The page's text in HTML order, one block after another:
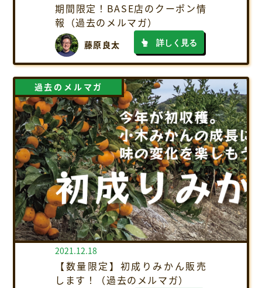
期間限定！BASE店のクーポン情
報（過去のメルマガ）
藤原良太 詳しく見る
2021.12.18
【数量限定】初成りみかん販売
します！（過去のメルマガ）
過去のメルマガ